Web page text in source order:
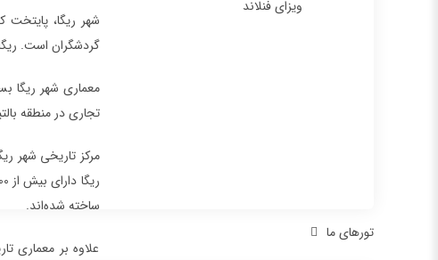
ویزای فنلاند
تورهای ما
شهر ریگا، پایتخت
گردشگران است. ریگا با داشتن جمعیتی بیش از 600،000
تجاری در منطقه بالتیک و اروپا
ساخته شده‌اند.
علاوه بر معماری